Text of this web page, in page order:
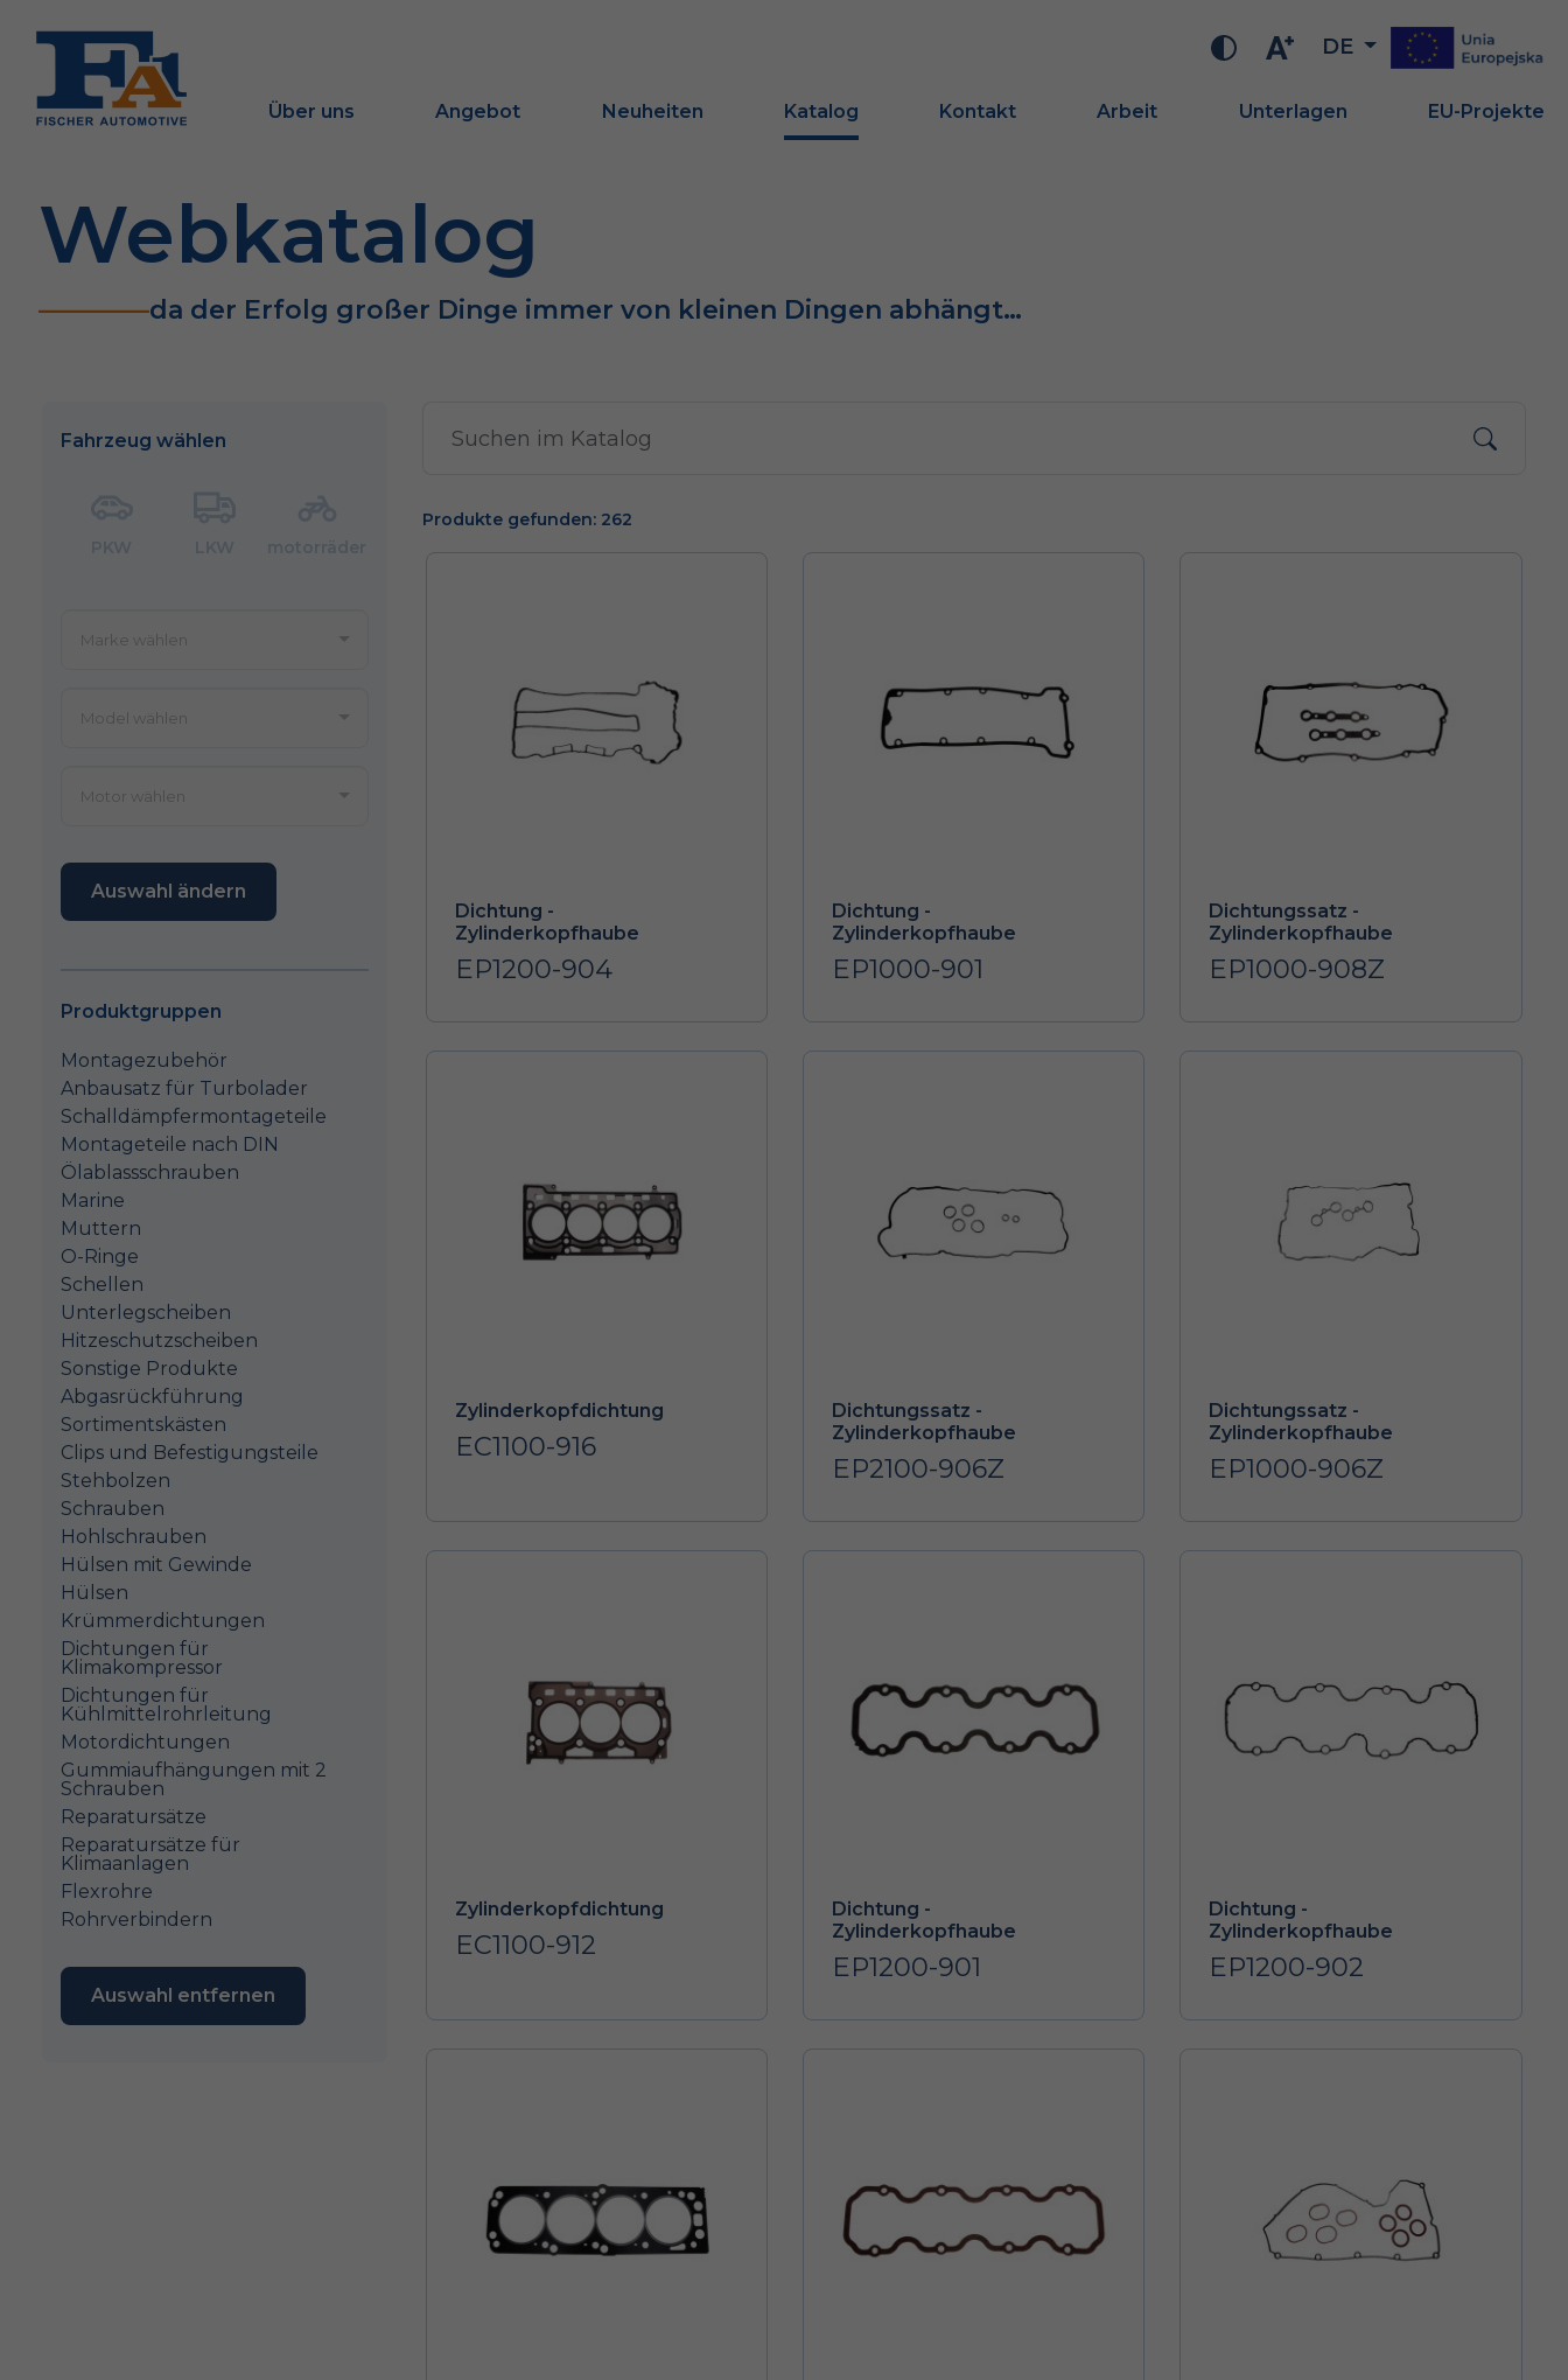
DE
Über uns Angebot Neuheiten Katalog Kontakt Arbeit Unterlagen EU-Projekte
Webkatalog
da der Erfolg großer Dinge immer von kleinen Dingen abhängt…
Fahrzeug wählen
Auswahl ändern
Produktgruppen
Montagezubehör
Anbausatz für Turbolader
Schalldämpfermontageteile
Montageteile nach DIN
Ölablassschrauben
Marine
Muttern
O-Ringe
Schellen
Unterlegscheiben
Hitzeschutzscheiben
Sonstige Produkte
Abgasrückführung
Sortimentskästen
Clips und Befestigungsteile
Stehbolzen
Schrauben
Hohlschrauben
Hülsen mit Gewinde
Hülsen
Krümmerdichtungen
Dichtungen für
Klimakompressor
Dichtungen für
Kühlmittelrohrleitung
Motordichtungen
Gummiaufhängungen mit 2
Schrauben
Reparatursätze
Reparatursätze für
Klimaanlagen
Flexrohre
Rohrverbindern
Auswahl entfernen
Produkte gefunden: 262
Dichtung -
Zylinderkopfhaube
EP1200-904
Dichtung -
Zylinderkopfhaube
EP1000-901
Dichtungssatz -
Zylinderkopfhaube
EP1000-908Z
Zylinderkopfdichtung
EC1100-916
Dichtungssatz -
Zylinderkopfhaube
EP2100-906Z
Dichtungssatz -
Zylinderkopfhaube
EP1000-906Z
Zylinderkopfdichtung
EC1100-912
Dichtung -
Zylinderkopfhaube
EP1200-901
Dichtung -
Zylinderkopfhaube
EP1200-902